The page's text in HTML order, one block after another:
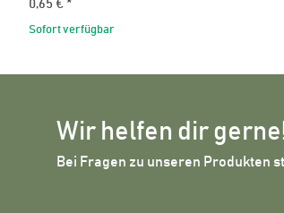
0,65 € *
Sofort verfügbar
Wir helfen dir
Bei Fragen zu unseren Produkten